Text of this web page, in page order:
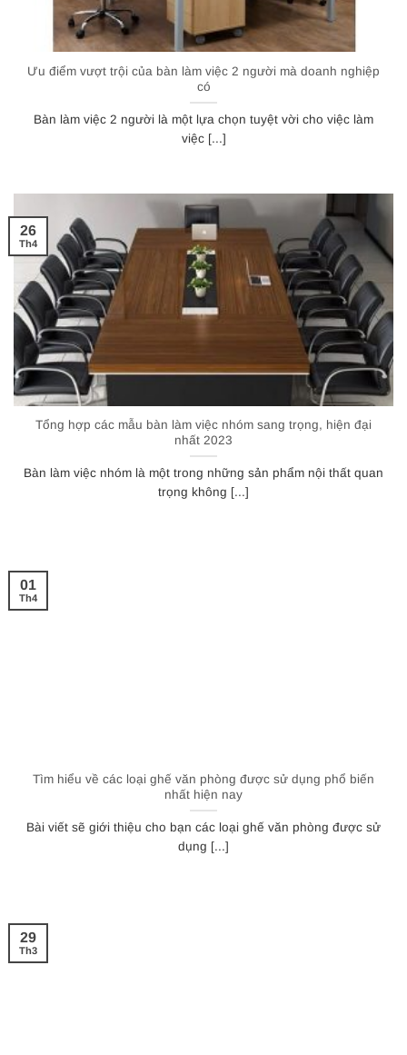
Ưu điểm vượt trội của bàn làm việc 2 người mà doanh nghiệp
có
Bàn làm việc 2 người là một lựa chọn tuyệt vời cho việc làm
việc [...]
Tổng hợp các mẫu bàn làm việc nhóm sang trọng, hiện đại
nhất 2023
Bàn làm việc nhóm là một trong những sản phẩm nội thất quan
trọng không [...]
26
Th4
Tìm hiểu về các loại ghế văn phòng được sử dụng phổ biến
nhất hiện nay
Bài viết sẽ giới thiệu cho bạn các loại ghế văn phòng được sử
dụng [...]
01
Th4
29
Th3